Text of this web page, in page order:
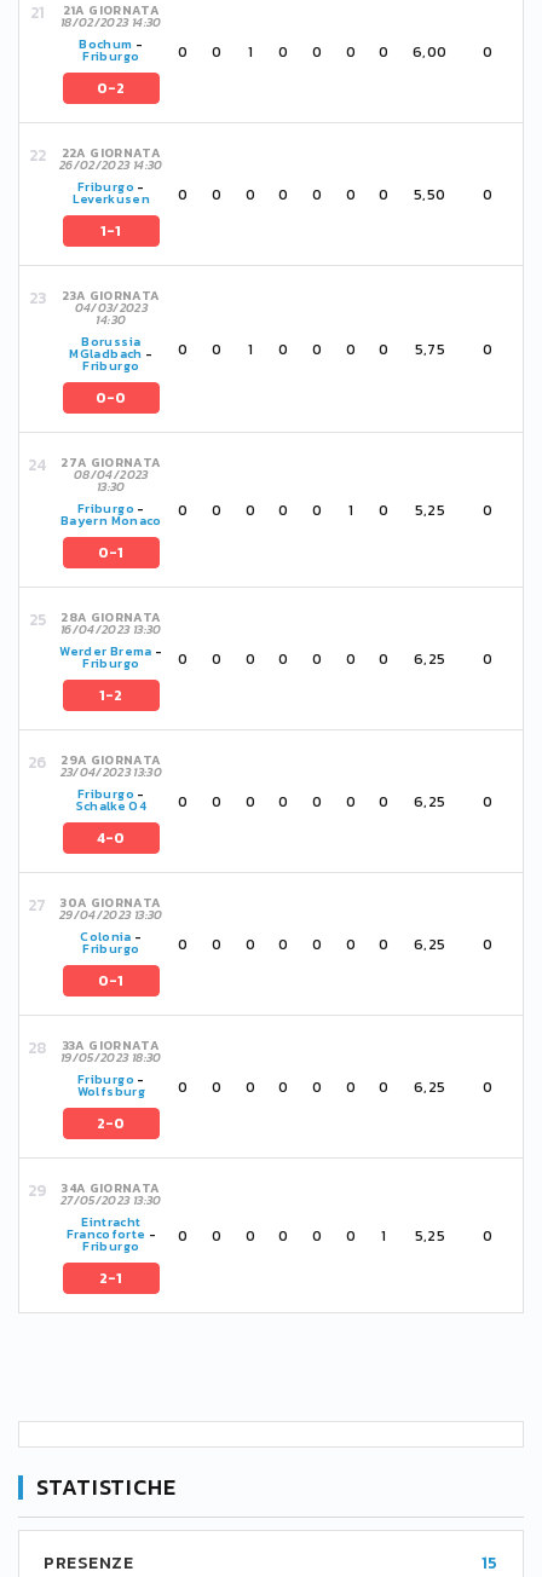
21A GIORNATA
18/02/2023 14:30
Bochum -
Friburgo
0-2
0 0 1 0 0 0 0 6,00 0
22A GIORNATA
26/02/2023 14:30
Friburgo -
Leverkusen
1-1
0 0 0 0 0 0 0 5,50 0
23A GIORNATA
04/03/2023
14:30
Borussia
MGladbach -
Friburgo
0-0
0 0 1 0 0 0 0 5,75 0
27A GIORNATA
08/04/2023
13:30
Friburgo -
Bayern Monaco
0-1
0 0 0 0 0 1 0 5,25 0
28A GIORNATA
16/04/2023 13:30
Werder Brema -
Friburgo
1-2
0 0 0 0 0 0 0 6,25 0
29A GIORNATA
23/04/2023 13:30
Friburgo -
Schalke 04
4-0
0 0 0 0 0 0 0 6,25 0
30A GIORNATA
29/04/2023 13:30
Colonia -
Friburgo
0-1
0 0 0 0 0 0 0 6,25 0
33A GIORNATA
19/05/2023 18:30
Friburgo -
Wolfsburg
2-0
0 0 0 0 0 0 0 6,25 0
34A GIORNATA
27/05/2023 13:30
Eintracht
Francoforte -
Friburgo
2-1
0 0 0 0 0 0 1 5,25 0
STATISTICHE
PRESENZE 15